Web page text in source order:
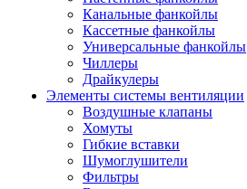
Канальные фанкойлы
Кассетные фанкойлы
Универсальные фанкойлы
Чиллеры
Драйкулеры
Элементы системы вентиляции
Воздушные клапаны
Хомуты
Гибкие вставки
Шумоглушители
Фильтры